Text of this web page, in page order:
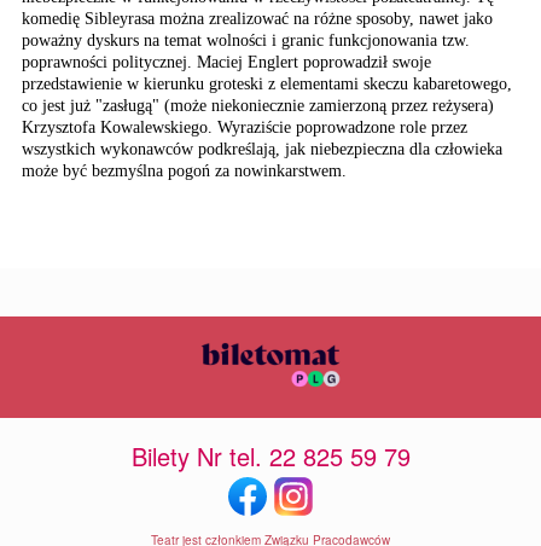
komedię Sibleyrasa można zrealizować na różne sposoby, nawet jako
poważny dyskurs na temat wolności i granic funkcjonowania tzw.
poprawności politycznej. Maciej Englert poprowadził swoje
przedstawienie w kierunku groteski z elementami skeczu kabaretowego,
co jest już "zasługą" (może niekoniecznie zamierzoną przez reżysera)
Krzysztofa Kowalewskiego. Wyraziście poprowadzone role przez
wszystkich wykonawców podkreślają, jak niebezpieczna dla człowieka
może być bezmyślna pogoń za nowinkarstwem.
Bilety Nr tel. 22 825 59 79
Teatr jest członkiem Związku Pracodawców